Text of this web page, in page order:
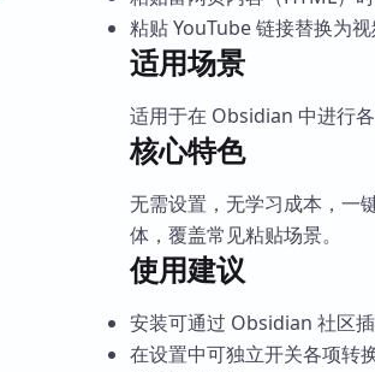
粘贴 YouTube 链接替换为
适用场景
适用于在 Obsidian 中进行
核心特色
无需设置，无学习成本，一
体，覆盖常见粘贴场景。
使用建议
安装可通过 Obsidian 社区
在设置中可独立开关各项转